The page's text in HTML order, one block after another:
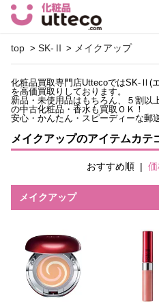
top > SK-Ⅱ > メイクアップ
化粧品買取専門店UttecoではSK-Ⅱ(
を高価買取りしております。
新品・未使用品はもちろん、５割以
の中古化粧品・香水も買取ＯＫ！
安心・かんたん・スピーディーな郵
メイクアップのアイテムカテ
おすすめ順 |
メイクアップ